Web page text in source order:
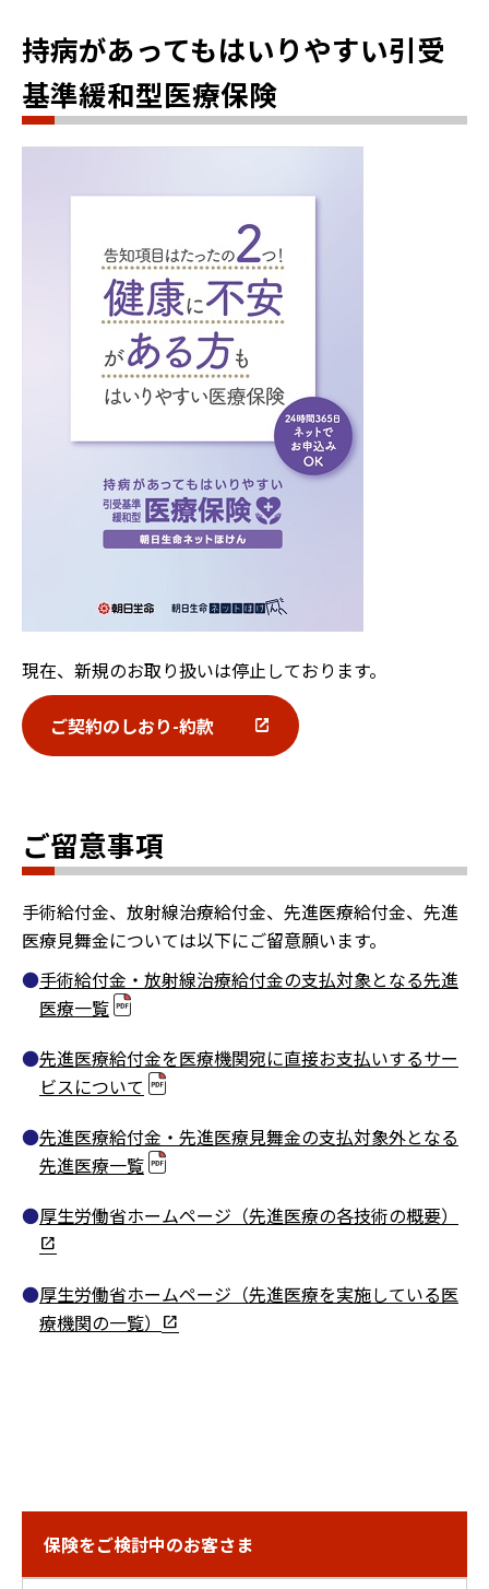
持病があってもはいりやすい引受
基準緩和型医療保険
現在、新規のお取り扱いは停止しております。
ご契約のしおり-約款
ご留意事項
手術給付金、放射線治療給付金、先進医療給付金、先進
医療見舞金については以下にご留意願います。
手術給付金・放射線治療給付金の支払対象となる先進
医療一覧
先進医療給付金を医療機関宛に直接お支払いするサー
ビスについて
先進医療給付金・先進医療見舞金の支払対象外となる
先進医療一覧
厚生労働省ホームページ（先進医療の各技術の概要）
厚生労働省ホームページ（先進医療を実施している医
療機関の一覧）
保険をご検討中のお客さま